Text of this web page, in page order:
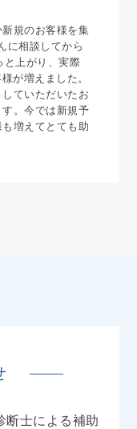
規のお客様を集
に相談してから
と上がり、実際
が増えました。
ていただいたお
。今では新規予
増えてとても助
断士による補助